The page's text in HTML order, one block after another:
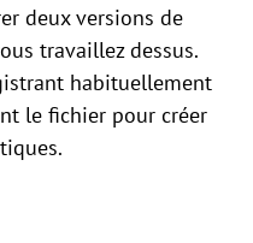
deux versions de
travaillez dessus.
habituellement
le fichier pour créer